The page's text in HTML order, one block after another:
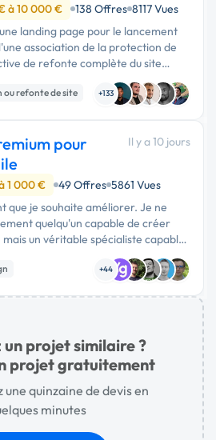
à 10 000 € 138 Offres 8117 Vues
landing page pour le lancement
association de la protection de
de refonte complète du site
un(e) freelance expérimenté(e)
refonte de site
+133
pour
Il y a 10 jours
1 000 € 49 Offres 5861 Vues
que je souhaite améliorer. Je ne
quelqu'un capable de créer
un véritable spécialiste capable
utilisateur et d'augmenter le …
+44
un projet similaire ?
projet gratuitement
une quinzaine de devis en
minutes